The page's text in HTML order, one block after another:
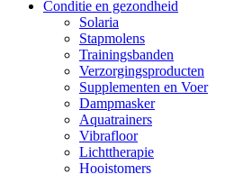
Conditie en gezondheid
Solaria
Stapmolens
Trainingsbanden
Verzorgingsproducten
Supplementen en Voer
Dampmasker
Aquatrainers
Vibrafloor
Lichttherapie
Hooistomers